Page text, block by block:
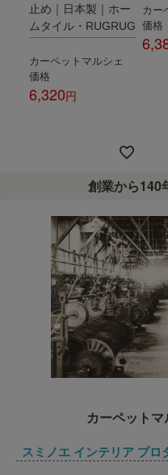
止め｜日本製｜ホー
ムタイル・RUGRUG
カーペットマルシェ
価格
6,320
カー
価格
創業から140
カーペット
スミノエ インテリア プロ